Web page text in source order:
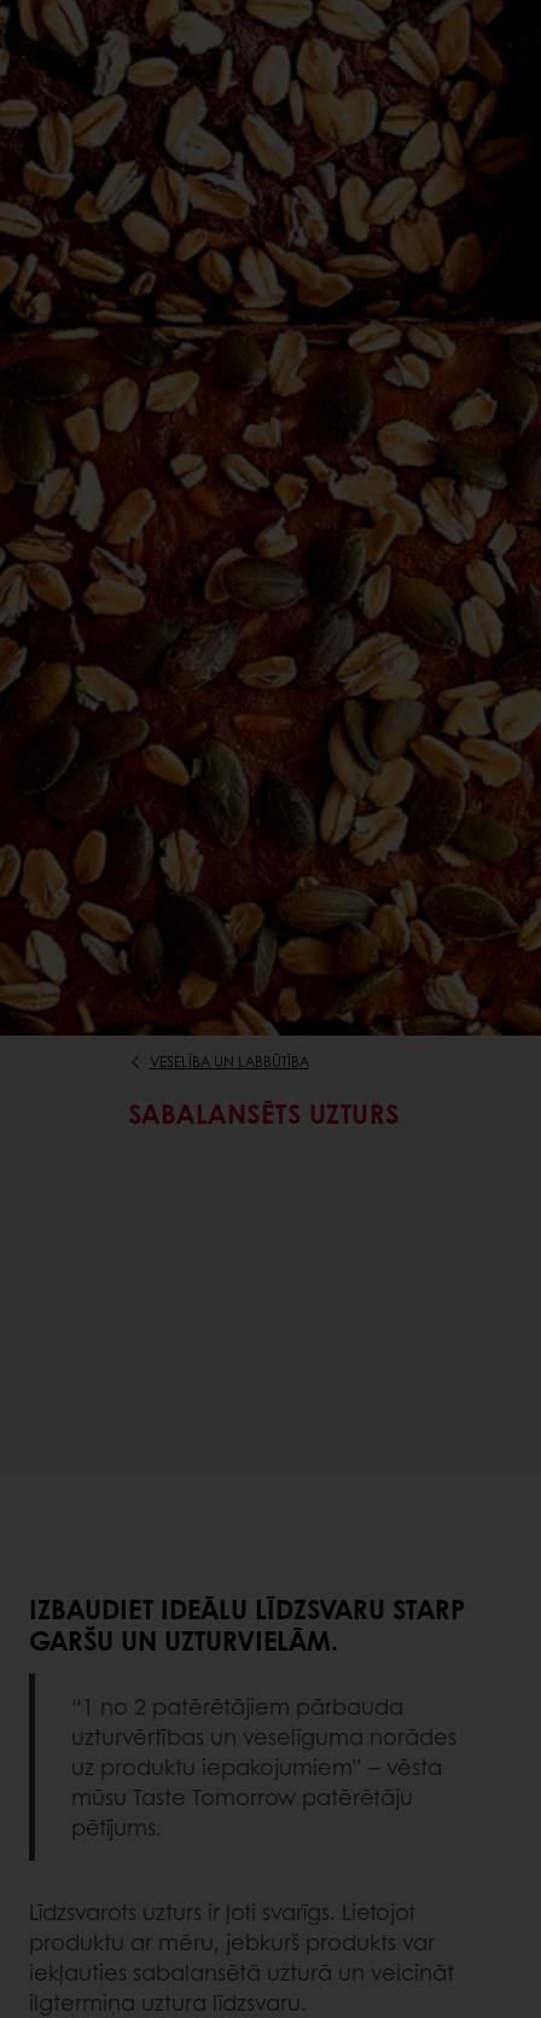
VESELĪBA UN LABBŪTĪBA
SABALANSĒTS UZTURS
IZBAUDIET IDEĀLU LĪDZSVARU STARP
GARŠU UN UZTURVIELĀM.
“1 no 2 patērētājiem pārbauda
uzturvērtības un veselīguma norādes
uz produktu iepakojumiem” – vēsta
mūsu Taste Tomorrow patērētāju
pētījums.
Līdzsvarots uzturs ir ļoti svarīgs. Lietojot
produktu ar mēru, jebkurš produkts var
iekļauties sabalansētā uzturā un veicināt
ilgtermiņa uztura līdzsvaru.